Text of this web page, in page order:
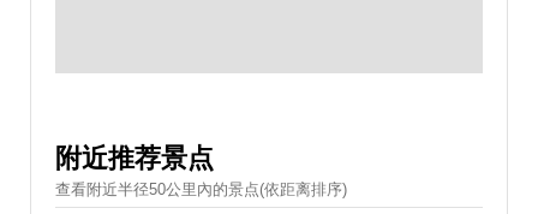
附近推荐景点
查看附近半径50公里內的景点(依距离排序)